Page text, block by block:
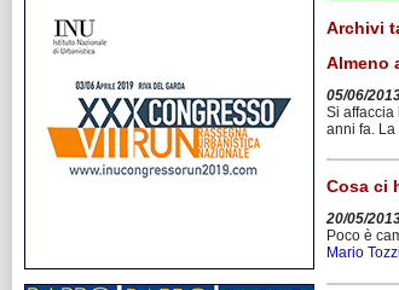
Archivi
Almeno
05/06/
Si affaccia
anni fa.
Cosa ci
20/05/
Poco è
Mario